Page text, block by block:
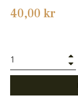
Normalpris
40,00 kr